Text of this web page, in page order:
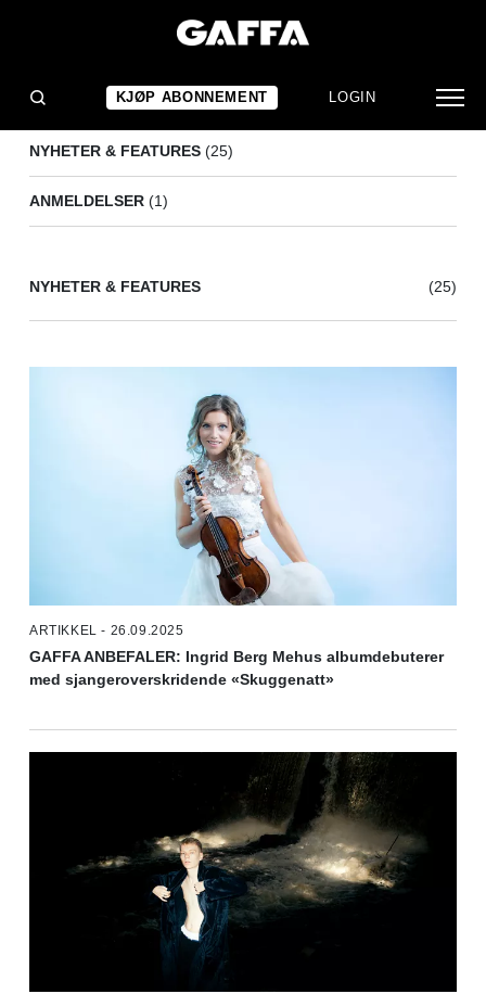
KJØP ABONNEMENT LOGIN
NYHETER & FEATURES (25)
ANMELDELSER (1)
NYHETER & FEATURES (25)
ARTIKKEL - 26.09.2025
GAFFA ANBEFALER: Ingrid Berg Mehus albumdebuterer
med sjangeroverskridende «Skuggenatt»